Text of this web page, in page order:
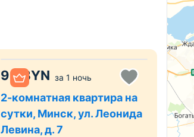
99 BYN за 1 ночь
2-комнатная квартира на
сутки, Минск, ул. Леонида
Левина, д. 7